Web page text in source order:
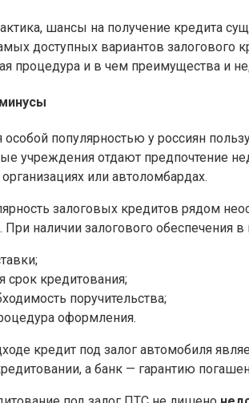
шансы на получение кредита
доступных вариантов залогового
процедура и в чем преимущества и
популярностью у россиян
учреждения отдают предпочтение
или автоломбардах.
залоговых кредитов рядом
наличии залогового обеспечения
срок кредитования;
поручительства;
оформления.
кредит под залог автомобиля
а банк — гарантию